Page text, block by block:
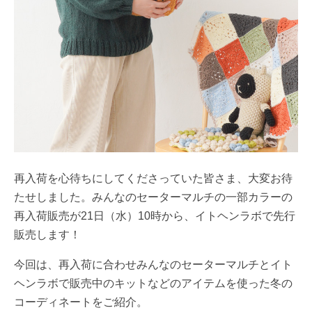
再入荷を心待ちにしてくださっていた皆さま、大変お待
たせしました。みんなのセーターマルチの一部カラーの
再入荷販売が21日（水）10時から、イトヘンラボで先行
販売します！
今回は、再入荷に合わせみんなのセーターマルチとイト
ヘンラボで販売中のキットなどのアイテムを使った冬の
コーディネートをご紹介。